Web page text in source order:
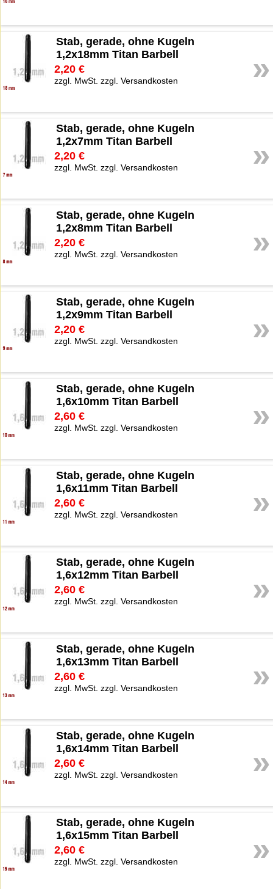
»
Stab, gerade, ohne Kugeln
1,2x18mm Titan Barbell
2,20 €
zzgl. MwSt. zzgl. Versandkosten
»
Stab, gerade, ohne Kugeln
1,2x7mm Titan Barbell
2,20 €
zzgl. MwSt. zzgl. Versandkosten
»
Stab, gerade, ohne Kugeln
1,2x8mm Titan Barbell
2,20 €
zzgl. MwSt. zzgl. Versandkosten
»
Stab, gerade, ohne Kugeln
1,2x9mm Titan Barbell
2,20 €
zzgl. MwSt. zzgl. Versandkosten
»
Stab, gerade, ohne Kugeln
1,6x10mm Titan Barbell
2,60 €
zzgl. MwSt. zzgl. Versandkosten
»
Stab, gerade, ohne Kugeln
1,6x11mm Titan Barbell
2,60 €
zzgl. MwSt. zzgl. Versandkosten
»
Stab, gerade, ohne Kugeln
1,6x12mm Titan Barbell
2,60 €
zzgl. MwSt. zzgl. Versandkosten
»
Stab, gerade, ohne Kugeln
1,6x13mm Titan Barbell
2,60 €
zzgl. MwSt. zzgl. Versandkosten
»
Stab, gerade, ohne Kugeln
1,6x14mm Titan Barbell
2,60 €
zzgl. MwSt. zzgl. Versandkosten
»
Stab, gerade, ohne Kugeln
1,6x15mm Titan Barbell
2,60 €
zzgl. MwSt. zzgl. Versandkosten